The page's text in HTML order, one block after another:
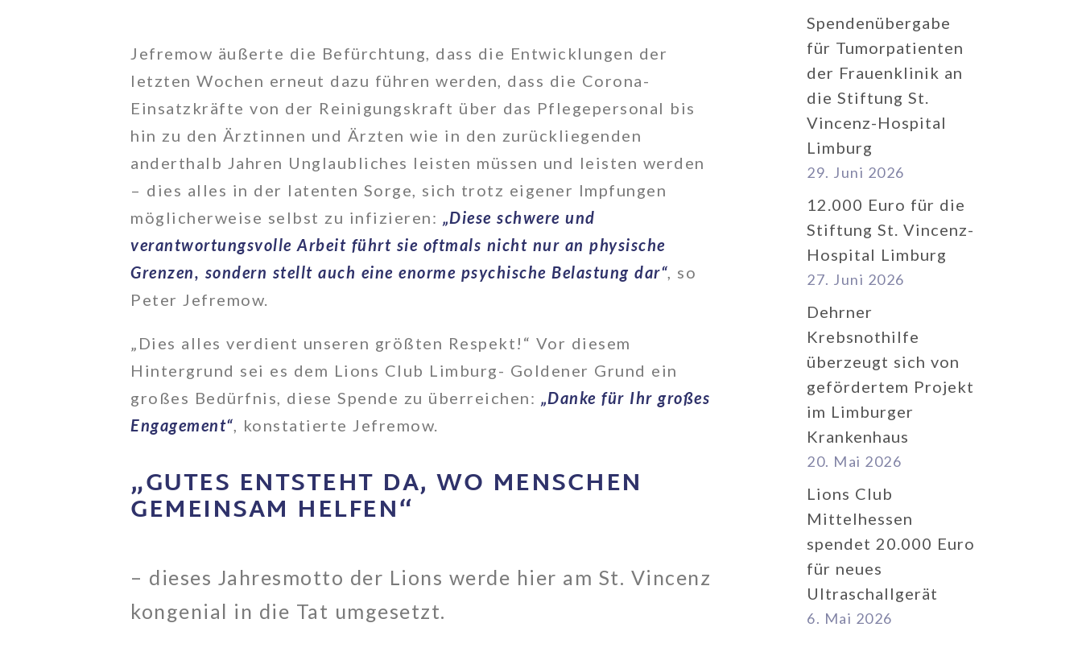
Jefremow äußerte die Befürchtung, dass die Entwicklungen der
letzten Wochen erneut dazu führen werden, dass die Corona-
Einsatzkräfte von der Reinigungskraft über das Pflegepersonal bis
hin zu den Ärztinnen und Ärzten wie in den zurückliegenden
anderthalb Jahren Unglaubliches leisten müssen und leisten werden
– dies alles in der latenten Sorge, sich trotz eigener Impfungen
möglicherweise selbst zu infizieren: „Diese schwere und
verantwortungsvolle Arbeit führt sie oftmals nicht nur an physische
Grenzen, sondern stellt auch eine enorme psychische Belastung dar“, so
Peter Jefremow.
„Dies alles verdient unseren größten Respekt!“ Vor diesem
Hintergrund sei es dem Lions Club Limburg- Goldener Grund ein
großes Bedürfnis, diese Spende zu überreichen: „Danke für Ihr großes
Engagement“, konstatierte Jefremow.
„GUTES ENTSTEHT DA, WO MENSCHEN
GEMEINSAM HELFEN“
– dieses Jahresmotto der Lions werde hier am St. Vincenz
kongenial in die Tat umgesetzt.
Spendenübergabe
für Tumorpatienten
der Frauenklinik an
die Stiftung St.
Vincenz-Hospital
Limburg
29. Juni 2026
12.000 Euro für die
Stiftung St. Vincenz-
Hospital Limburg
27. Juni 2026
Dehrner
Krebsnothilfe
überzeugt sich von
gefördertem Projekt
im Limburger
Krankenhaus
20. Mai 2026
Lions Club
Mittelhessen
spendet 20.000 Euro
für neues
Ultraschallgerät
6. Mai 2026